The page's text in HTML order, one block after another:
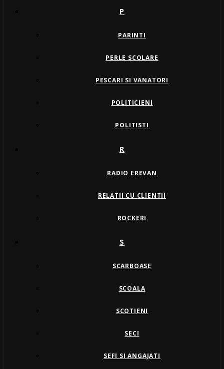
P
PARINTI
PERLE SCOLARE
PESCARI SI VANATORI
POLITICIENI
POLITISTI
R
RADIO EREVAN
RELATII CU CLIENTII
ROCKERI
S
SCARBOASE
SCOALA
SCOTIENI
SECI
SEFI SI ANGAJATI